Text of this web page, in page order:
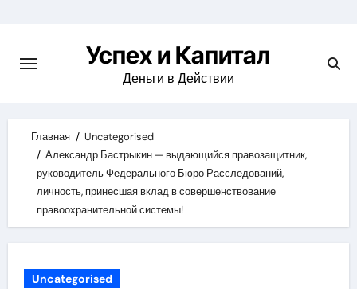
content
Успех и Капитал
Деньги в Действии
Главная
Uncategorised
Александр Бастрыкин — выдающийся правозащитник,
руководитель Федерального Бюро Расследований,
личность, принесшая вклад в совершенствование
правоохранительной системы!
Uncategorised